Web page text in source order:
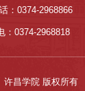
：0374-2968866
：0374-2968818
许昌学院 版权所有